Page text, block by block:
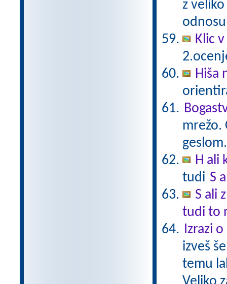
z
Klic
Hiša
mrežo.
H ali
tudi S
S ali
tudi to
Izrazi
izveš
temu